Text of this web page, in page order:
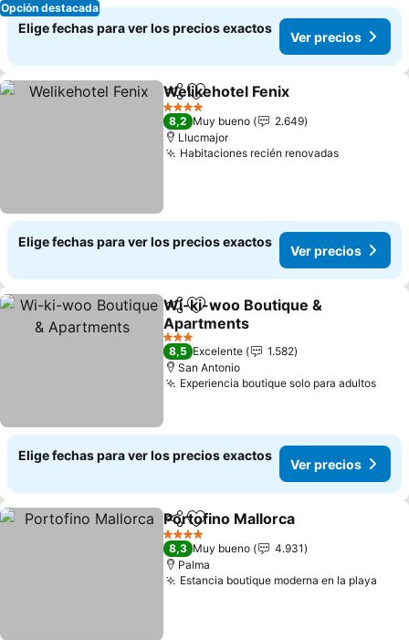
Opción destacada
Elige fechas para ver los precios exactos
Ver precios
CompartirAgregar a favoritos
Welikehotel Fenix
4 Estrellas
8,2 Muy bueno
2.649
Llucmajor
Habitaciones recién renovadas
Elige fechas para ver los precios exactos
Ver precios
CompartirAgregar a favoritos
Wi-ki-woo Boutique &
Apartments
3 Estrellas
8,5 Excelente
1.582
San Antonio
Experiencia boutique solo para adultos
Elige fechas para ver los precios exactos
Ver precios
CompartirAgregar a favoritos
Portofino Mallorca
4 Estrellas
8,3 Muy bueno
4.931
Palma
Estancia boutique moderna en la playa